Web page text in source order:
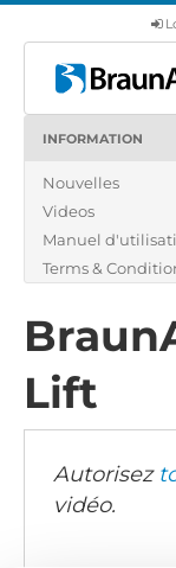
Produits
Nous
Trouver
INFORMATION
Nouvelles
Videos
Manuel
Terms &
Lift
Autorisez
vidéo.